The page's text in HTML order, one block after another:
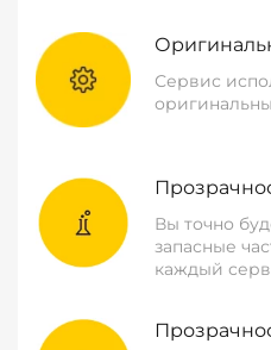
Сервис
Вы точно
запасные
каждый